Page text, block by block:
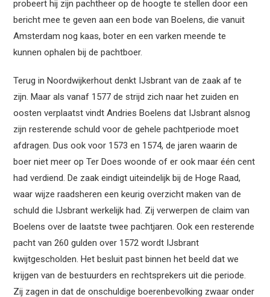
probeert hij zijn pachtheer op de hoogte te stellen door een
bericht mee te geven aan een bode van Boelens, die vanuit
Amsterdam nog kaas, boter en een varken meende te
kunnen ophalen bij de pachtboer.
Terug in Noordwijkerhout denkt IJsbrant van de zaak af te
zijn. Maar als vanaf 1577 de strijd zich naar het zuiden en
oosten verplaatst vindt Andries Boelens dat IJsbrant alsnog
zijn resterende schuld voor de gehele pachtperiode moet
afdragen. Dus ook voor 1573 en 1574, de jaren waarin de
boer niet meer op Ter Does woonde of er ook maar één cent
had verdiend. De zaak eindigt uiteindelijk bij de Hoge Raad,
waar wijze raadsheren een keurig overzicht maken van de
schuld die IJsbrant werkelijk had. Zij verwerpen de claim van
Boelens over de laatste twee pachtjaren. Ook een resterende
pacht van 260 gulden over 1572 wordt IJsbrant
kwijtgescholden. Het besluit past binnen het beeld dat we
krijgen van de bestuurders en rechtsprekers uit die periode.
Zij zagen in dat de onschuldige boerenbevolking zwaar onder